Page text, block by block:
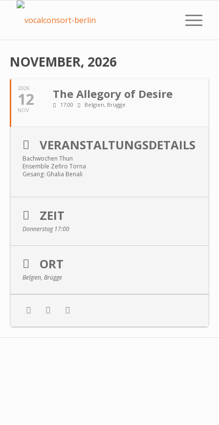
NOVEMBER, 2026
2026
12
NOV
The Allegory of Desire
17:00 Belgien, Brügge
VERANSTALTUNGSDETAILS
Bachwochen Thun
Ensemble Zefiro Torna
Gesang: Ghalia Benali
ZEIT
Donnerstag 17:00
ORT
Belgien, Brügge